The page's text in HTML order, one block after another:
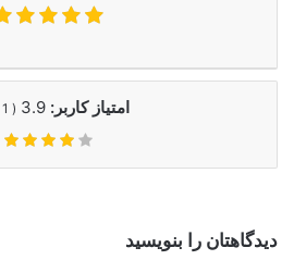
امتیاز کاربر: 3.9
(
1
دیدگاهتان را بنویسید